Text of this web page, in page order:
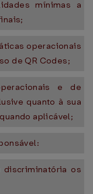
mínimas a
operacionais
de QR Codes;
e de
quanto à sua
aplicável;
os